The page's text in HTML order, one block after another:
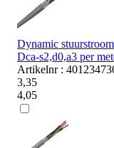
Dynamic
Dca-s2,d0,a3 per
Artikelnr :
3,35
4,05